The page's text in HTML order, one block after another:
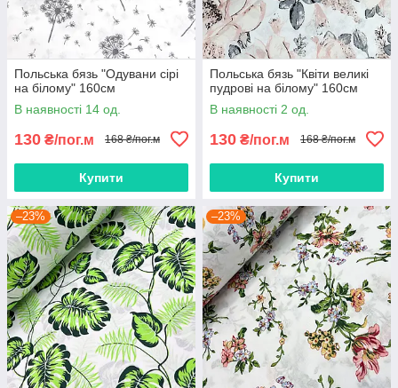
Польська бязь "Одувани сірі
на білому" 160см
В наявності 14 од.
130 ₴/пог.м 168 ₴/пог.м
Купити
Польська бязь "Квіти великі
пудрові на білому" 160см
В наявності 2 од.
130 ₴/пог.м 168 ₴/пог.м
Купити
–23% –23%